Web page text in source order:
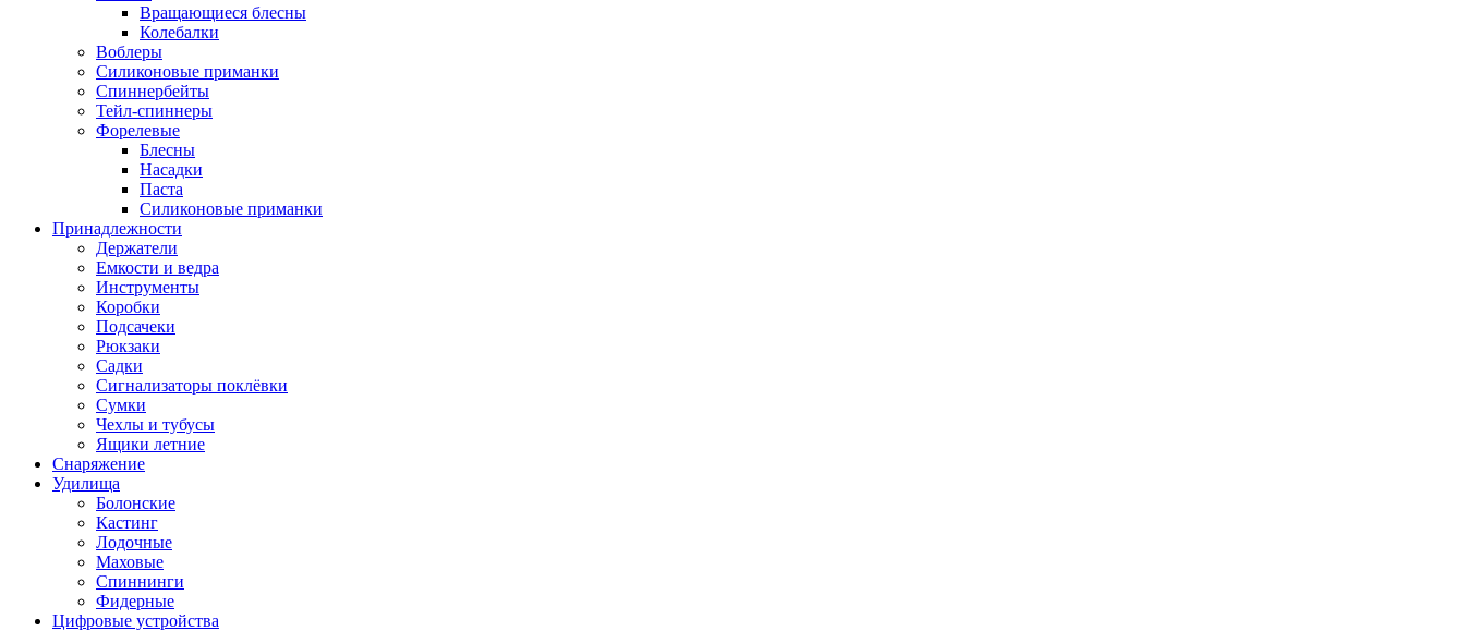
Вращающиеся блесны
Колебалки
Воблеры
Силиконовые приманки
Спиннербейты
Тейл-спиннеры
Форелевые
Блесны
Насадки
Паста
Силиконовые приманки
Принадлежности
Держатели
Емкости и ведра
Инструменты
Коробки
Подсачеки
Рюкзаки
Садки
Сигнализаторы поклёвки
Сумки
Чехлы и тубусы
Ящики летние
Снаряжение
Удилища
Болонские
Кастинг
Лодочные
Маховые
Спиннинги
Фидерные
Цифровые устройства